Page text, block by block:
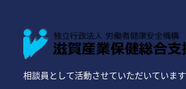
相談員として活動させていただいています